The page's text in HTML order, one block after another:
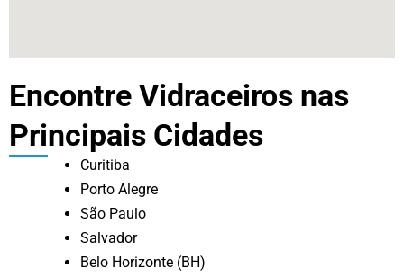
Encontre Vidraceiros nas
Principais Cidades
Curitiba
Porto Alegre
São Paulo
Salvador
Belo Horizonte (BH)